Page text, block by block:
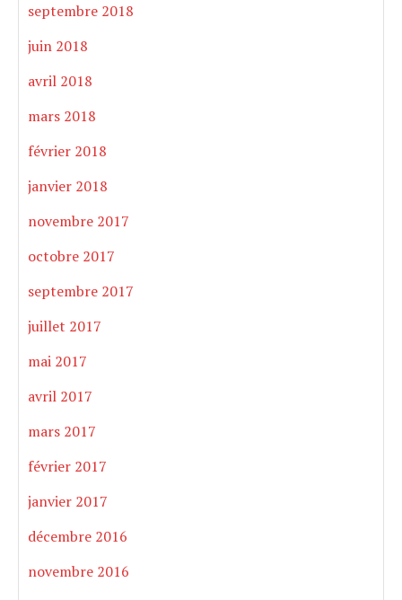
septembre 2018
juin 2018
avril 2018
mars 2018
février 2018
janvier 2018
novembre 2017
octobre 2017
septembre 2017
juillet 2017
mai 2017
avril 2017
mars 2017
février 2017
janvier 2017
décembre 2016
novembre 2016